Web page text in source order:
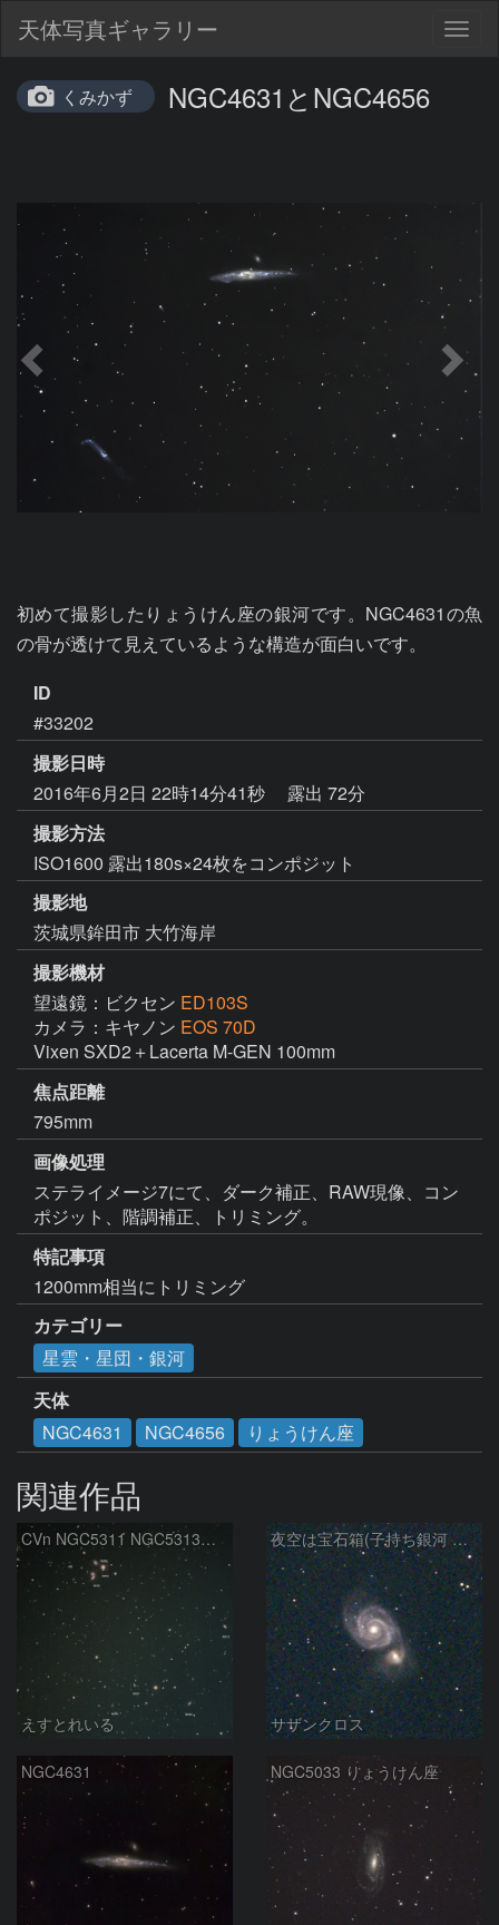
天体写真ギャラリー
くみかず NGC4631とNGC4656
初めて撮影したりょうけん座の銀河です。NGC4631の魚
の骨が透けて見えているような構造が面白いです。
ID
#33202
撮影日時
2016年6月2日 22時14分41秒
露出 72分
撮影方法
ISO1600 露出180s×24枚をコンポジット
撮影地
茨城県鉾田市 大竹海岸
撮影機材
望遠鏡：ビクセン ED103S
カメラ：キヤノン EOS 70D
Vixen SXD2＋Lacerta M-GEN 100mm
焦点距離
795mm
画像処理
ステライメージ7にて、ダーク補正、RAW現像、コン
ポジット、階調補正、トリミング。
特記事項
1200mm相当にトリミング
カテゴリー
星雲・星団・銀河
天体
NGC4631
NGC4656 りょうけん座
関連作品
CVn NGC5311 NGC5313付近
えすとれいる
夜空は宝石箱(子持ち銀河 M51) Seestar50
サザンクロス
NGC4631 NGC5033 りょうけん座